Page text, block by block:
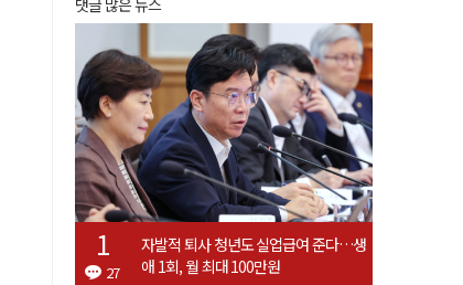
댓글 많은 뉴스
27
자발적 퇴사 청년도 실업급여 준다…생
애 1회, 월 최대 100만원